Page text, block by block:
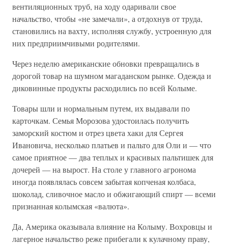
вентиляционных труб, на ходу одаривали свое
начальство, чтобы «не замечали», а отдохнув от труда,
становились на вахту, исполняя службу, устроенную для
них предприимчивыми родителями.
Через неделю американские обновки превращались в
дорогой товар на шумном магаданском рынке. Одежда и
диковинные продукты расходились по всей Колыме.
Товары шли и нормальным путем, их выдавали по
карточкам. Семья Морозова удостоилась получить
заморский костюм и отрез цвета хаки для Сергея
Ивановича, несколько платьев и пальто для Оли и — что
самое приятное — два теплых и красивых пальтишек для
дочерей — на вырост. На столе у главного агронома
иногда появлялась совсем забытая копченая колбаса,
шоколад, сливочное масло и обжигающий спирт — всеми
признанная колымская «валюта».
Да, Америка оказывала влияние на Колыму. Вохровцы и
лагерное начальство реже прибегали к кулачному праву,